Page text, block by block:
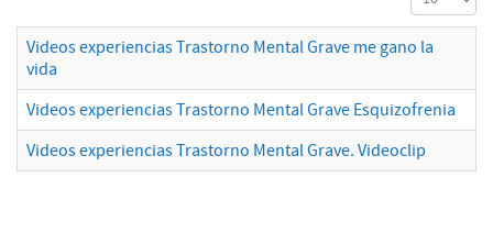
Videos experiencias Trastorno Mental Grave me gano la
vida
Videos experiencias Trastorno Mental Grave Esquizofrenia
Videos experiencias Trastorno Mental Grave. Videoclip